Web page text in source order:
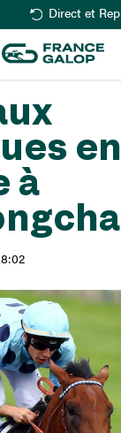
Aller
au
contenu
principal
Direct et
à